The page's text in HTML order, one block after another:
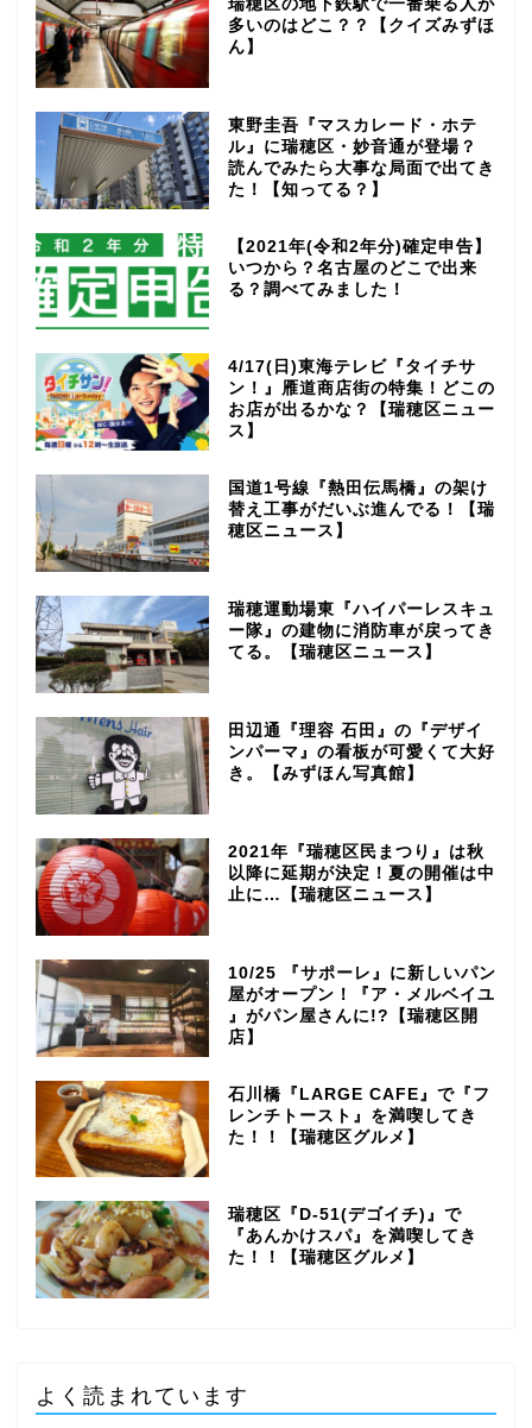
瑞穂区の地下鉄駅で一番乗る人が
多いのはどこ？？【クイズみずほ
ん】
東野圭吾『マスカレード・ホテ
ル』に瑞穂区・妙音通が登場？
読んでみたら大事な局面で出てき
た！【知ってる？】
【2021年(令和2年分)確定申告】
いつから？名古屋のどこで出来
る？調べてみました！
4/17(日)東海テレビ『タイチサ
ン！』雁道商店街の特集！どこの
お店が出るかな？【瑞穂区ニュー
ス】
国道1号線『熱田伝馬橋』の架け
替え工事がだいぶ進んでる！【瑞
穂区ニュース】
瑞穂運動場東『ハイパーレスキュ
ー隊』の建物に消防車が戻ってき
てる。【瑞穂区ニュース】
田辺通『理容 石田』の『デザイ
ンパーマ』の看板が可愛くて大好
き。【みずほん写真館】
2021年『瑞穂区民まつり』は秋
以降に延期が決定！夏の開催は中
止に…【瑞穂区ニュース】
10/25 『サポーレ』に新しいパン
屋がオープン！『ア・メルベイユ
』がパン屋さんに!?【瑞穂区開
店】
石川橋『LARGE CAFE』で『フ
レンチトースト』を満喫してき
た！！【瑞穂区グルメ】
瑞穂区『D-51(デゴイチ)』で
『あんかけスパ』を満喫してき
た！！【瑞穂区グルメ】
よく読まれています